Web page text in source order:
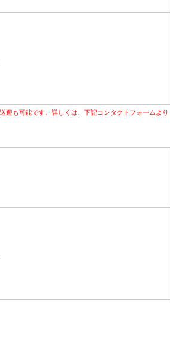
も可能です。詳しくは、下記コンタクトフォームより